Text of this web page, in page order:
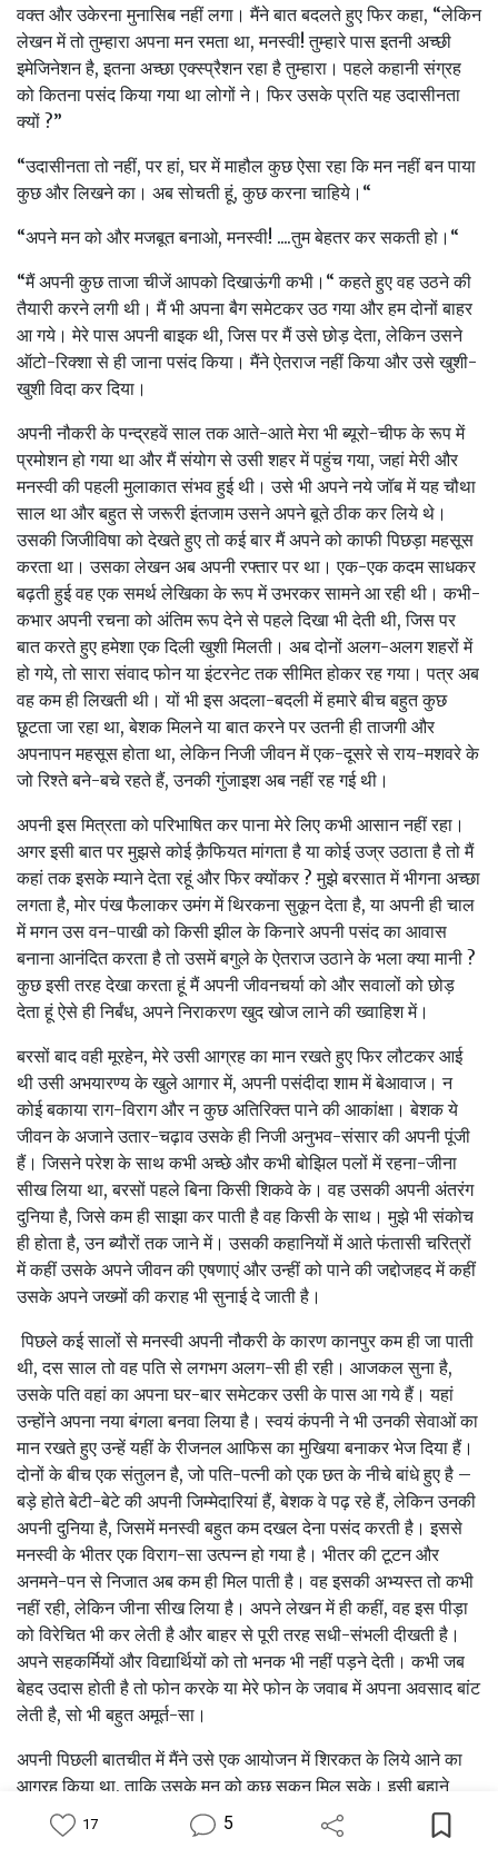
Profile
वक्‍त और उकेरना मुनासिब नहीं लगा। मैंने बात बदलते हुए फिर कहा, “लेकिन
लेखन में तो तुम्‍हारा अपना मन रमता था, मनस्‍वी! तुम्‍हारे पास इतनी अच्‍छी
इमेजिनेशन है, इतना अच्‍छा एक्‍स्‍प्रैशन रहा है तुम्‍हारा। पहले कहानी संग्रह
को कितना पसंद किया गया था लोगों ने। फिर उसके प्रति यह उदासीनता
क्‍यों ?”
“उदासीनता तो नहीं, पर हां, घर में माहौल कुछ ऐसा रहा कि मन नहीं बन पाया
कुछ और लिखने का। अब सोचती हूं, कुछ करना चाहिये।“
“अपने मन को और मजबूत बनाओ, मनस्‍वी! ....तुम बेहतर कर सकती हो।“
“मैं अपनी कुछ ताजा चीजें आपको दिखाऊंगी कभी।“ कहते हुए वह उठने की
तैयारी करने लगी थी। मैं भी अपना बैग समेटकर उठ गया और हम दोनों बाहर
आ गये। मेरे पास अपनी बाइक थी, जिस पर मैं उसे छोड़ देता, लेकिन उसने
ऑटो-रिक्‍शा से ही जाना पसंद किया। मैंने ऐतराज नहीं किया और उसे खुशी-
खुशी विदा कर दिया।
अपनी नौकरी के पन्‍द्रहवें साल तक आते-आते मेरा भी ब्‍यूरो-चीफ के रूप में
प्रमोशन हो गया था और मैं संयोग से उसी शहर में पहुंच गया, जहां मेरी और
मनस्‍वी की पहली मुलाकात संभव हुई थी। उसे भी अपने नये जॉब में यह चौथा
साल था और बहुत से जरूरी इंतजाम उसने अपने बूते ठीक कर लिये थे।
उसकी जिजीविषा को देखते हुए तो कई बार मैं अपने को काफी पिछड़ा महसूस
करता था। उसका लेखन अब अपनी रफ्‍तार पर था। एक-एक कदम साधकर
बढ़ती हुई वह एक समर्थ लेखिका के रूप में उभरकर सामने आ रही थी। कभी-
कभार अपनी रचना को अंतिम रूप देने से पहले दिखा भी देती थी, जिस पर
बात करते हुए हमेशा एक दिली खुशी मिलती। अब दोनों अलग-अलग शहरों में
हो गये, तो सारा संवाद फोन या इंटरनेट तक सीमित होकर रह गया। पत्र अब
वह कम ही लिखती थी। यों भी इस अदला-बदली में हमारे बीच बहुत कुछ
छूटता जा रहा था, बेशक मिलने या बात करने पर उतनी ही ताजगी और
अपनापन महसूस होता था, लेकिन निजी जीवन में एक-दूसरे से राय-मशवरे के
जो रिश्‍ते बने-बचे रहते हैं, उनकी गुंजाइश अब नहीं रह गई थी।
अपनी इस मित्रता को परिभाषित कर पाना मेरे लिए कभी आसान नहीं रहा।
अगर इसी बात पर मुझसे कोई क़ैफियत मांगता है या कोई उज्र उठाता है तो मैं
कहां तक इसके म्‍याने देता रहूं और फिर क्‍योंकर ? मुझे बरसात में भीगना अच्‍छा
लगता है, मोर पंख फैलाकर उमंग में थिरकना सुकून देता है, या अपनी ही चाल
में मगन उस वन-पाखी को किसी झील के किनारे अपनी पसंद का आवास
बनाना आनंदित करता है तो उसमें बगुले के ऐतराज उठाने के भला क्‍या मानी ?
कुछ इसी तरह देखा करता हूं मैं अपनी जीवनचर्या को और सवालों को छोड़
देता हूं ऐसे ही निर्बंध, अपने निराकरण खुद खोज लाने की ख्‍वाहिश में।
बरसों बाद वही मूरहेन, मेरे उसी आग्रह का मान रखते हुए फिर लौटकर आई
थी उसी अभयारण्‍य के खुले आगार में, अपनी पसंदीदा शाम में बेआवाज। न
कोई बकाया राग-विराग और न कुछ अतिरिक्‍त पाने की आकांक्षा। बेशक ये
जीवन के अजाने उतार-चढ़ाव उसके ही निजी अनुभव-संसार की अपनी पूंजी
हैं। जिसने परेश के साथ कभी अच्‍छे और कभी बोझिल पलों में रहना-जीना
सीख लिया था, बरसों पहले बिना किसी शिकवे के। वह उसकी अपनी अंतरंग
दुनिया है, जिसे कम ही साझा कर पाती है वह किसी के साथ। मुझे भी संकोच
ही होता है, उन ब्‍यौरों तक जाने में। उसकी कहानियों में आते फंतासी चरित्रों
में कहीं उसके अपने जीवन की एषणाएं और उन्‍हीं को पाने की जद्दोजहद में कहीं
उसके अपने जख्‍मों की कराह भी सुनाई दे जाती है।
पिछले कई सालों से मनस्‍वी अपनी नौकरी के कारण कानपुर कम ही जा पाती
थी, दस साल तो वह पति से लगभग अलग-सी ही रही। आजकल सुना है,
उसके पति वहां का अपना घर-बार समेटकर उसी के पास आ गये हैं। यहां
उन्‍होंने अपना नया बंगला बनवा लिया है। स्‍वयं कंपनी ने भी उनकी सेवाओं का
मान रखते हुए उन्‍हें यहीं के रीजनल आफिस का मुखिया बनाकर भेज दिया हैं।
दोनों के बीच एक संतुलन है, जो पति-पत्‍नी को एक छत के नीचे बांधे हुए है –
बड़े होते बेटी-बेटे की अपनी जिम्‍मेदारियां हैं, बेशक वे पढ़ रहे हैं, लेकिन उनकी
अपनी दुनिया है, जिसमें मनस्‍वी बहुत कम दखल देना पसंद करती है। इससे
मनस्‍वी के भीतर एक विराग-सा उत्‍पन्‍न हो गया है। भीतर की टूटन और
अनमने-पन से निजात अब कम ही मिल पाती है। वह इसकी अभ्‍यस्‍त तो कभी
नहीं रही, लेकिन जीना सीख लिया है। अपने लेखन में ही कहीं, वह इस पीड़ा
को विरेचित भी कर लेती है और बाहर से पूरी तरह सधी-संभली दीखती है।
अपने सहकर्मियों और विद्यार्थियों को तो भनक भी नहीं पड़ने देती। कभी जब
बेहद उदास होती है तो फोन करके या मेरे फोन के जवाब में अपना अवसाद बांट
लेती है, सो भी बहुत अमूर्त-सा।
अपनी पिछली बातचीत में मैंने उसे एक आयोजन में शिरकत के लिये आने का
आग्रह किया था, ताकि उसके मन को कुछ सुकून मिल सके। इसी बहाने
सोचा था कि उसे उसकी पसंद की उन जगहों पर फिर से घुमा दूं, तो उसका
मन बहल जाए शायद। यहां इसी लोकेल में फिर से लौट आना हमेशा उसके
17 5